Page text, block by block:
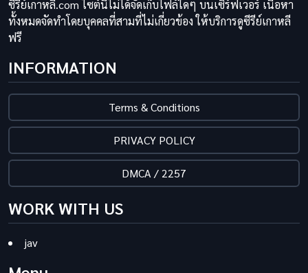
ซีรี่ย์เกาหลี.com ไซต์นี้ไม่ได้จัดเก็บไฟล์ใดๆ บนเซิร์ฟเวอร์ เนื้อหา
ทั้งหมดจัดทำโดยบุคคลที่สามที่ไม่เกี่ยวข้อง ให้บริการดูซีรีย์เกาหลี
ฟรี
INFORMATION
Terms & Conditions
PRIVACY POLICY
DMCA / 2257
WORK WITH US
jav